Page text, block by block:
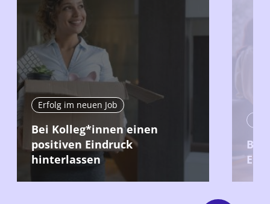
Erfolg im neuen Job
Bei Kolleg*innen einen
positiven Eindruck
hinterlassen
Bei